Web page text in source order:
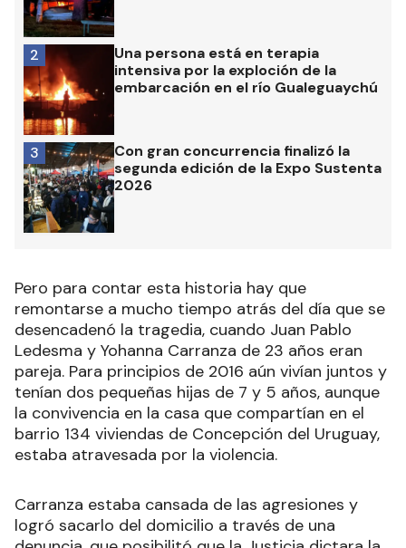
Una persona está en terapia
intensiva por la exploción de la
embarcación en el río Gualeguaychú
2
Con gran concurrencia finalizó la
segunda edición de la Expo Sustenta
2026
3
Pero para contar esta historia hay que
remontarse a mucho tiempo atrás del día que se
desencadenó la tragedia, cuando Juan Pablo
Ledesma y Yohanna Carranza de 23 años eran
pareja. Para principios de 2016 aún vivían juntos y
tenían dos pequeñas hijas de 7 y 5 años, aunque
la convivencia en la casa que compartían en el
barrio 134 viviendas de Concepción del Uruguay,
estaba atravesada por la violencia.
Carranza estaba cansada de las agresiones y
logró sacarlo del domicilio a través de una